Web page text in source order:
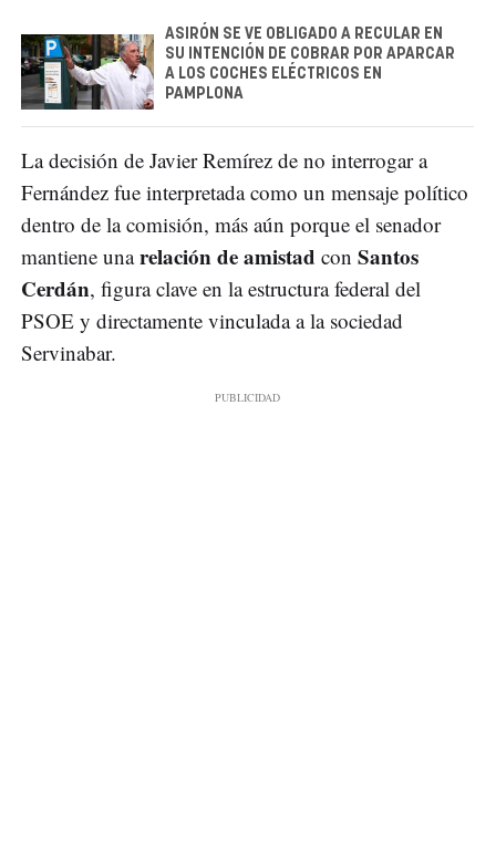
ASIRÓN SE VE OBLIGADO A RECULAR EN
SU INTENCIÓN DE COBRAR POR APARCAR
A LOS COCHES ELÉCTRICOS EN
PAMPLONA
La decisión de Javier Remírez de no interrogar a
Fernández fue interpretada como un mensaje político
dentro de la comisión, más aún porque el senador
mantiene unarelación de amistad con Santos
Cerdán, figura clave en la estructura federal del
PSOE y directamente vinculada a la sociedad
Servinabar.